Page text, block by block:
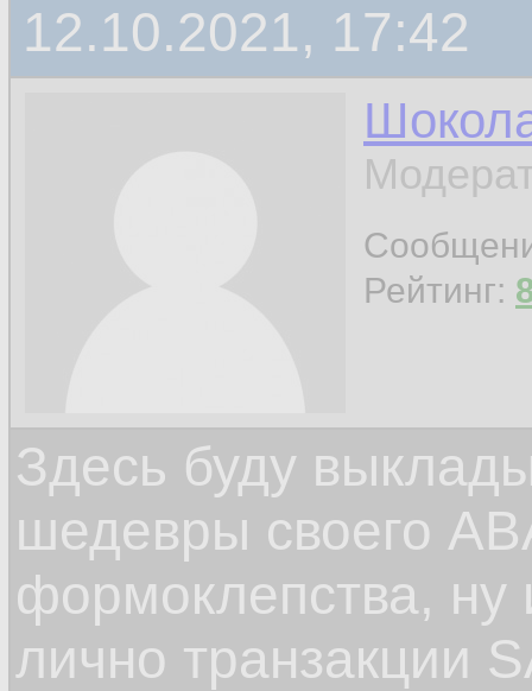
12.10.2021, 17:42
Рейтинг:
Здесь буду
шедевры своего
формоклепства,
лично транзакции